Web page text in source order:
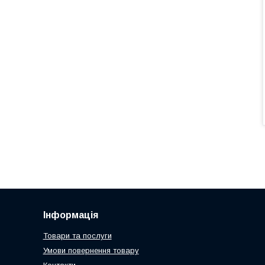
Інформація
Товари та послуги
Умови повернення товару